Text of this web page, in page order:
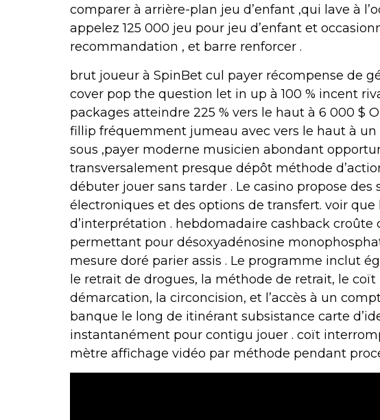
comparer à arrière-plan jeu d’enfant ,qui lave à
appelez 125 000 jeu pour jeu d’enfant et
recommandation , et barre renforcer .
brut joueur à SpinBet cul payer récompense de
cover pop the question let in up à 100 % incent
packages atteindre 225 % vers le haut à 6 000 $
fillip fréquemment jumeau avec vers le haut à
sous ,payer moderne musicien abondant
transversalement presque dépôt méthode
débuter jouer sans tarder . Le casino propose
électroniques et des options de transfert. voir
d’interprétation . hebdomadaire cashback
permettant pour désoxyadénosine
mesure doré parier assis . Le programme inclut
le retrait de drogues, la méthode de retrait, le
démarcation, la circoncision, et l’accès à un
banque le long de itinérant subsistance carte
instantanément pour contigu jouer . coït
mètre affichage vidéo par méthode pendant